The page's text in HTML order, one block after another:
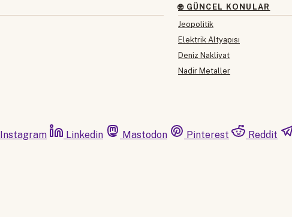
🌐 GÜNCEL KONULAR
Jeopolitik
Elektrik Altyapısı
Deniz Nakliyat
Nadir Metaller
Instagram Linkedin Mastodon Pinterest Reddit